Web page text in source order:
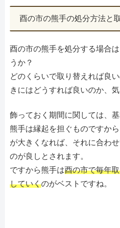
酉の市の熊手の処分方法と
酉の市の熊手を処分する場合
うか？
どのくらいで取り替えれば良
きにはどうすれば良いのか、気
飾っておく期間に関しては、基
熊手は縁起を担ぐものですか
が大きくなれば、それに合わ
のが良しとされます。
ですから熊手は酉の市で毎年
していくのがベストですね。